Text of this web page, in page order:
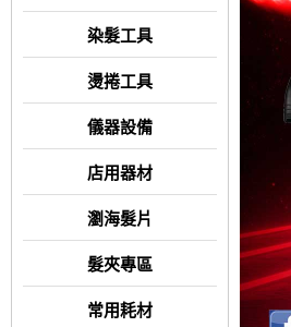
染髮工具
燙捲工具
儀器設備
店用器材
瀏海髮片
髮夾專區
常用耗材